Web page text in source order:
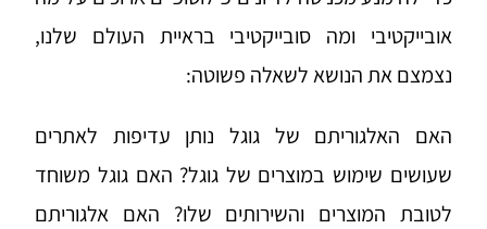
אובייקטיבי ומה סובייקטיבי בראיית העולם שלנו,
נצמצם את הנושא לשאלה פשוטה:
האם האלגוריתם של גוגל נותן עדיפות לאתרים
שעושים שימוש במוצרים של גוגל? האם גוגל משוחד
לטובת המוצרים והשירותים שלו? האם אלגוריתם